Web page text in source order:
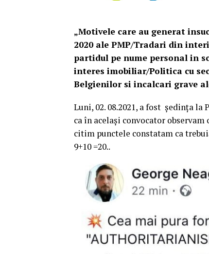
„Motivele care au generat
2020 ale PMP/Tradari din
partidul pe nume personal in
interes imobiliar/Politica cu
Belgienilor si incalcari grave
Luni, 02. 08.2021, a fost ședința la
ca în același convocator
citim punctele constatam ca
9+10 =20..